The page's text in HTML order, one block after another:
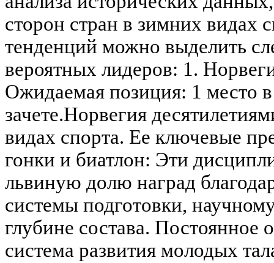
сторон стран в зимних видах
тенденций можно выделить
вероятных лидеров: 1.
Ожидаемая позиция: 1 место
зачете.Норвегия
видах спорта. Ее ключевые
гонки и биатлон: Эти
львиную долю наград
системы подготовки,
глубине состава. Постоянное
система развития молодых